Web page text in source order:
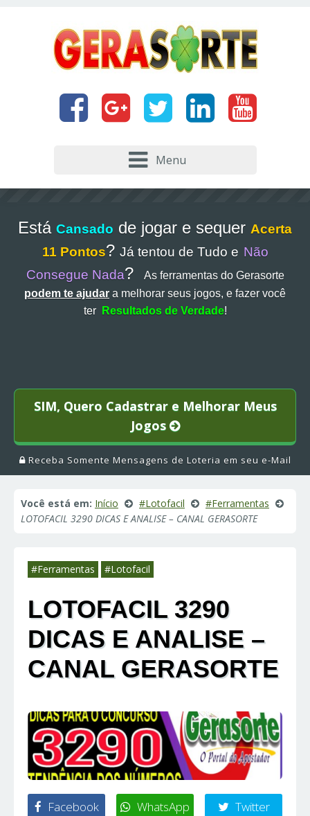
Menu
Está Cansado de jogar e sequer Acerta
11 Pontos? Já tentou de Tudo e Não
Consegue Nada?
As ferramentas do Gerasorte
podem te ajudar a melhorar seus jogos, e fazer você
ter
Resultados de Verdade!
SIM, Quero Cadastrar e Melhorar Meus
Jogos
Receba Somente Mensagens de Loteria em seu e-Mail
Você está em: Início #Lotofacil
#Ferramentas
LOTOFACIL 3290 DICAS E ANALISE – CANAL GERASORTE
#Ferramentas #Lotofacil
LOTOFACIL 3290
DICAS E ANALISE –
CANAL GERASORTE
Facebook WhatsApp Twitter